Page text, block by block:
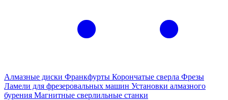
Алмазные диски Франкфурты Корончатые сверла Фрезы
Ламели для фрезеровальных машин Установки алмазного
бурения Магнитные сверлильные станки